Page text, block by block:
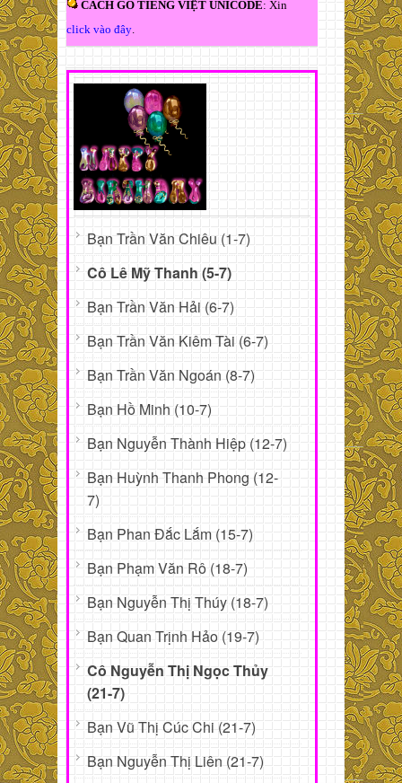
CÁCH GÕ TIẾNG VIỆT UNICODE: Xin
click vào đây
Bạn Trần Văn Chiêu (1-7)
Cô Lê Mỹ Thanh (5-7)
Bạn Trần Văn Hải (6-7)
Bạn Trần Văn Kiêm Tài (6-7)
Bạn Trần Văn Ngoán (8-7)
Bạn Hồ Minh (10-7)
Bạn Nguyễn Thành Hiệp (12-7)
Bạn Huỳnh Thanh Phong (12-
7)
Bạn Phan Đắc Lắm (15-7)
Bạn Phạm Văn Rô (18-7)
Bạn Nguyễn Thị Thúy (18-7)
Bạn Quan Trịnh Hảo (19-7)
Cô Nguyễn Thị Ngọc Thủy
(21-7)
Bạn Vũ Thị Cúc Chi (21-7)
Bạn Nguyễn Thị Liên (21-7)